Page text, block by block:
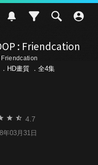
: Friendcation
Friendcation
．HD畫質 ．全4集
4.7
年03月31日